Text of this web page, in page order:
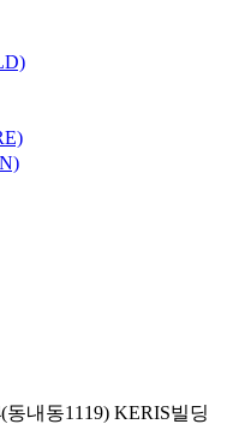
내동1119) KERIS빌딩